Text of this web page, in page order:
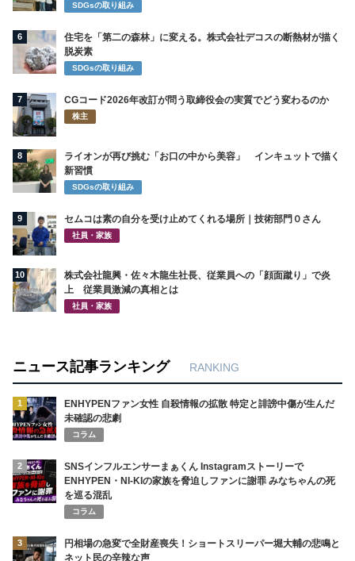
SDGsの取り組み
6
住宅を「第二の森林」に変える。株式会社デコスの断熱材が描く
脱炭素
SDGsの取り組み
7 CGコード2026年改訂が問う取締役会の実質でどう変わるのか
株主
8
ライオンが再び挑む「お口の中から美容」 インキュットで描く
新習慣
SDGsの取り組み
9 セムコは素の自分を受け止めてくれる場所｜技術部門０さん
社員・家族
10
株式会社龍興・佐々木龍生社長、従業員への「顔面蹴り」で炎
上 従業員激減の真相とは
社員・家族
ニュース記事ランキング RANKING
1
ENHYPENファン女性 自殺情報の拡散 特定と誹謗中傷が生んだ
未確認の悲劇
コラム
2
SNSインフルエンサーまぁくん Instagramストーリーで
ENHYPEN・NI-KIの家族を脅迫しファンに謝罪 みなちゃんの死
を巡る混乱
コラム
3
円相場の急変で全財産喪失！ショートスリーパー堀大輔の悲鳴と
ネット民の辛辣な声